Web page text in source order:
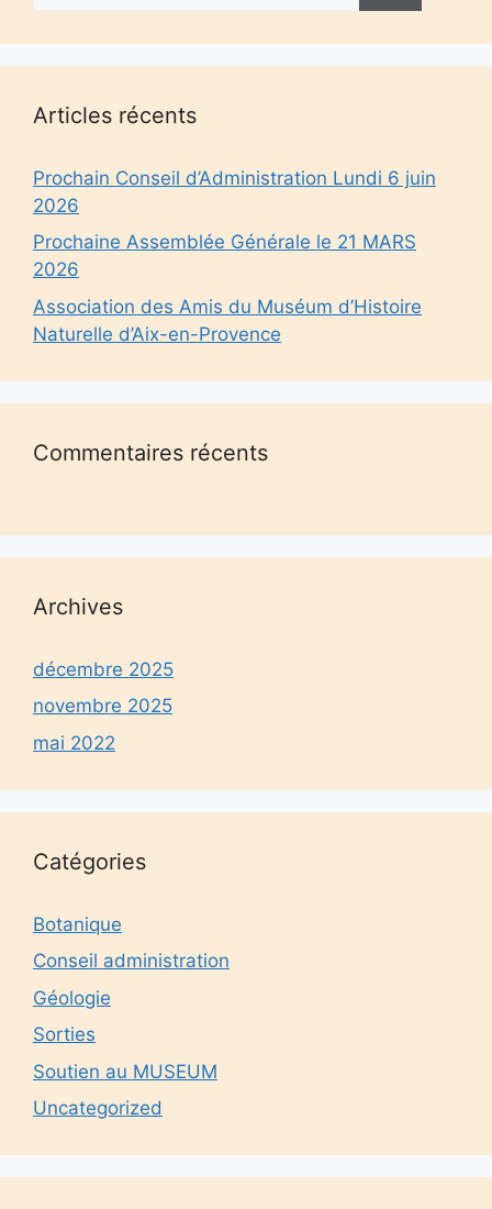
Articles récents
Prochain Conseil d’Administration Lundi 6 juin
2026
Prochaine Assemblée Générale le 21 MARS
2026
Association des Amis du Muséum d’Histoire
Naturelle d’Aix-en-Provence
Commentaires récents
Archives
décembre 2025
novembre 2025
mai 2022
Catégories
Botanique
Conseil administration
Géologie
Sorties
Soutien au MUSEUM
Uncategorized